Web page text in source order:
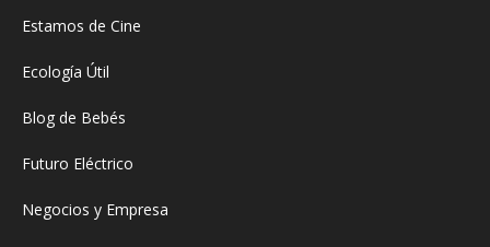
Estamos de Cine
Ecología Útil
Blog de Bebés
Futuro Eléctrico
Negocios y Empresa